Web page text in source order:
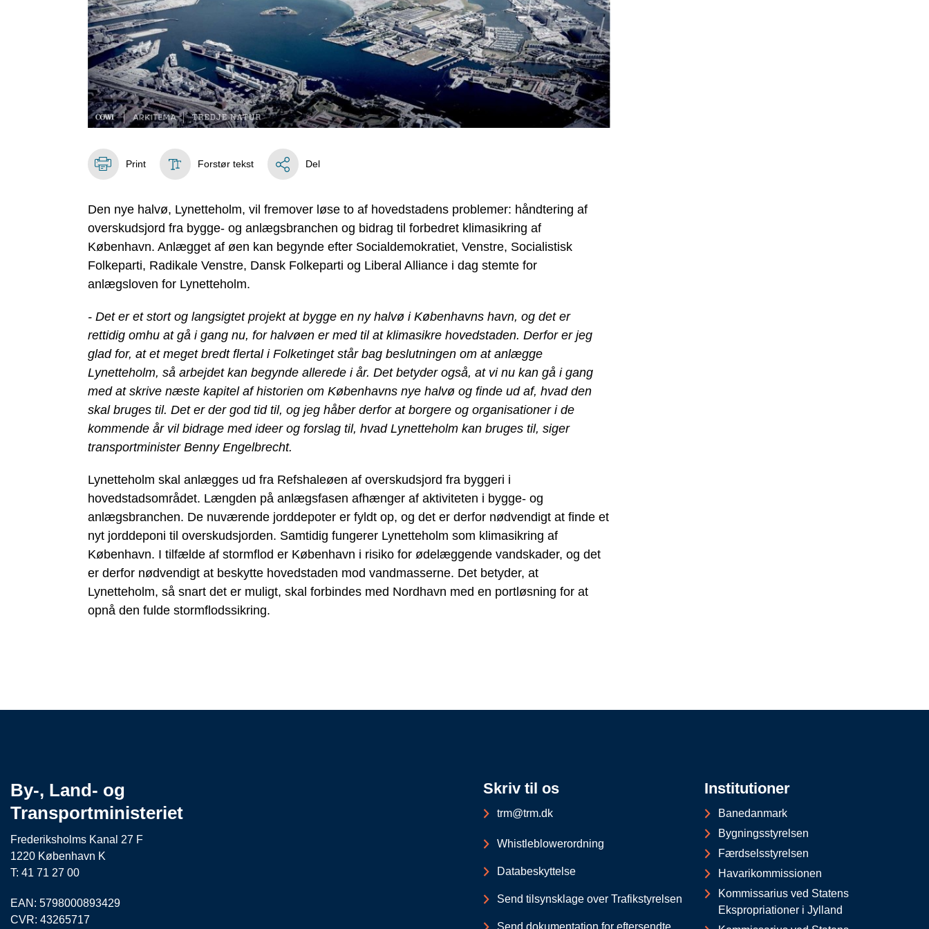
Print Forstør tekst Del
Den nye halvø, Lynetteholm, vil fremover løse to af hovedstadens problemer: håndtering af
overskudsjord fra bygge- og anlægsbranchen og bidrag til forbedret klimasikring af
København. Anlægget af øen kan begynde efter Socialdemokratiet, Venstre, Socialistisk
Folkeparti, Radikale Venstre, Dansk Folkeparti og Liberal Alliance i dag stemte for
anlægsloven for Lynetteholm.
- Det er et stort og langsigtet projekt at bygge en ny halvø i Københavns havn, og det er
rettidig omhu at gå i gang nu, for halvøen er med til at klimasikre hovedstaden. Derfor er jeg
glad for, at et meget bredt flertal i Folketinget står bag beslutningen om at anlægge
Lynetteholm, så arbejdet kan begynde allerede i år. Det betyder også, at vi nu kan gå i gang
med at skrive næste kapitel af historien om Københavns nye halvø og finde ud af, hvad den
skal bruges til. Det er der god tid til, og jeg håber derfor at borgere og organisationer i de
kommende år vil bidrage med ideer og forslag til, hvad Lynetteholm kan bruges til, siger
transportminister Benny Engelbrecht.
Lynetteholm skal anlægges ud fra Refshaleøen af overskudsjord fra byggeri i
hovedstadsområdet. Længden på anlægsfasen afhænger af aktiviteten i bygge- og
anlægsbranchen. De nuværende jorddepoter er fyldt op, og det er derfor nødvendigt at finde et
nyt jorddeponi til overskudsjorden. Samtidig fungerer Lynetteholm som klimasikring af
København. I tilfælde af stormflod er København i risiko for ødelæggende vandskader, og det
er derfor nødvendigt at beskytte hovedstaden mod vandmasserne. Det betyder, at
Lynetteholm, så snart det er muligt, skal forbindes med Nordhavn med en portløsning for at
opnå den fulde stormflodssikring.
By-, Land- og
Transportministeriet
Frederiksholms Kanal 27 F
1220 København K
T: 41 71 27 00
EAN: 5798000893429
CVR: 43265717
Skriv til os
trm@trm.dk
Whistleblowerordning
Databeskyttelse
Send tilsynsklage over Trafikstyrelsen
Send dokumentation for eftersendte
Institutioner
Banedanmark
Bygningsstyrelsen
Færdselsstyrelsen
Havarikommissionen
Kommissarius ved Statens
Ekspropriationer i Jylland